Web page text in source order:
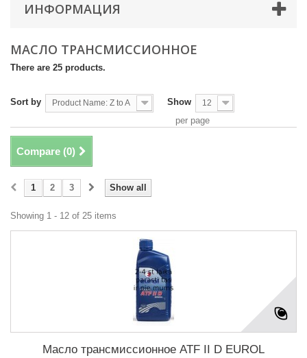
ИНФОРМАЦИЯ
МАСЛО ТРАНСМИССИОННОЕ
There are 25 products.
Sort by Product Name: Z to A Show 12
per page
Compare (0)
Show all
1 2 3
Showing 1 - 12 of 25 items
Масло трансмиссионное ATF II D EUROL